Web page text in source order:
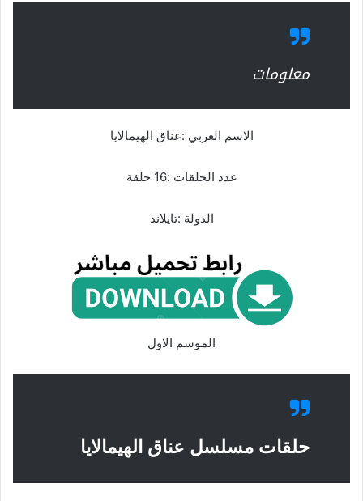
معلومات
الاسم العربي :عناق الهيمالايا
عدد الحلقات :16 حلقة
الدولة :تايلاند
الموسم الاول
حلقات مسلسل عناق الهيمالايا